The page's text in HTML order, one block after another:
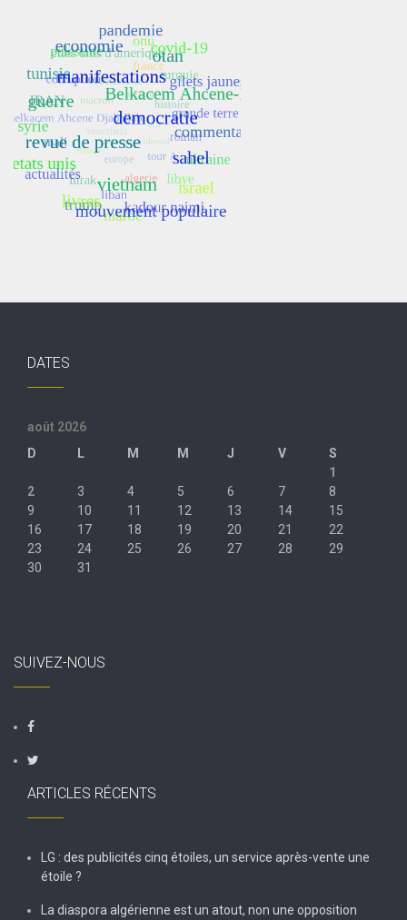
DATES
août 2026
D
L M M J V
S
1
2
3 4 5 6 7
8
9
10 11 12 13 14
15
16
17 18 19 20 21
22
23
24 25 26 27 28
29
30
31
SUIVEZ-NOUS
ARTICLES RÉCENTS
LG : des publicités cinq étoiles, un service après-vente une
étoile ?
La diaspora algérienne est un atout, non une opposition